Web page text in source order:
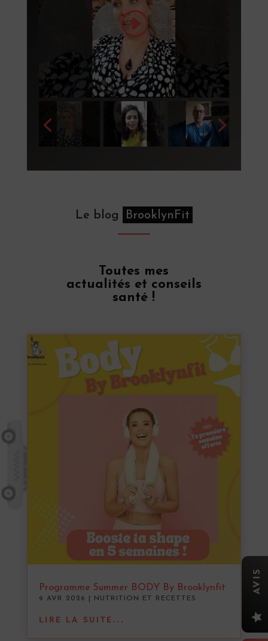
Le blog BrooklynFit
Toutes mes
actualités et conseils
santé !
Programme Summer BODY By Brooklynfit
9 AVR 2026 NUTRITION ET RECETTES
LIRE LA SUITE... 
AVIS